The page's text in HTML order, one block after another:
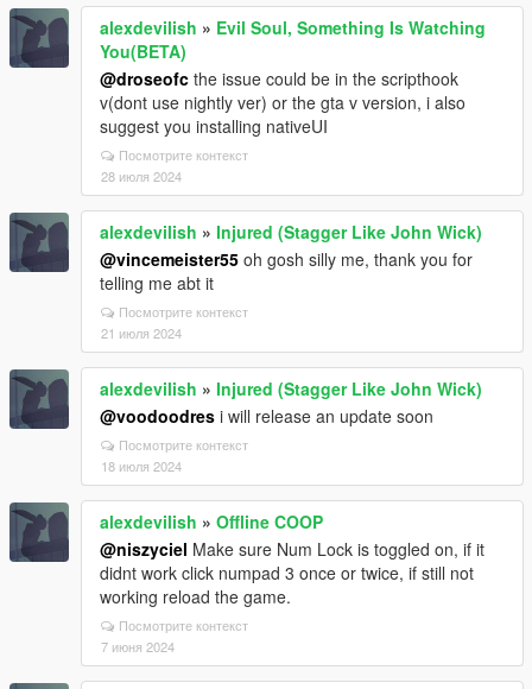
alexdevilish » Evil Soul, Something Is Watching
You(BETA)
@droseofc the issue could be in the scripthook
v(dont use nightly ver) or the gta v version, i also
suggest you installing nativeUI
Посмотрите контекст
28 июля 2024
alexdevilish » Injured (Stagger Like John Wick)
@vincemeister55 oh gosh silly me, thank you for
telling me abt it
Посмотрите контекст
21 июля 2024
alexdevilish » Injured (Stagger Like John Wick)
@voodoodres i will release an update soon
Посмотрите контекст
18 июля 2024
alexdevilish » Offline COOP
@niszyciel Make sure Num Lock is toggled on, if it
didnt work click numpad 3 once or twice, if still not
working reload the game.
Посмотрите контекст
7 июня 2024